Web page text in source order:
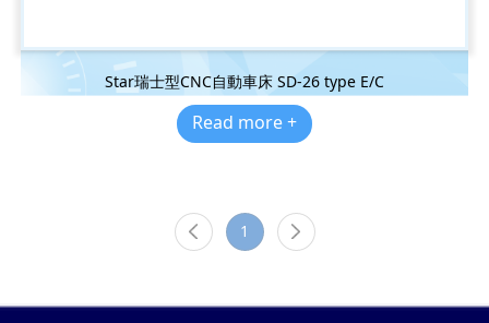
Star瑞士型CNC自動車床 SD-26 type E/C
Read more +
1